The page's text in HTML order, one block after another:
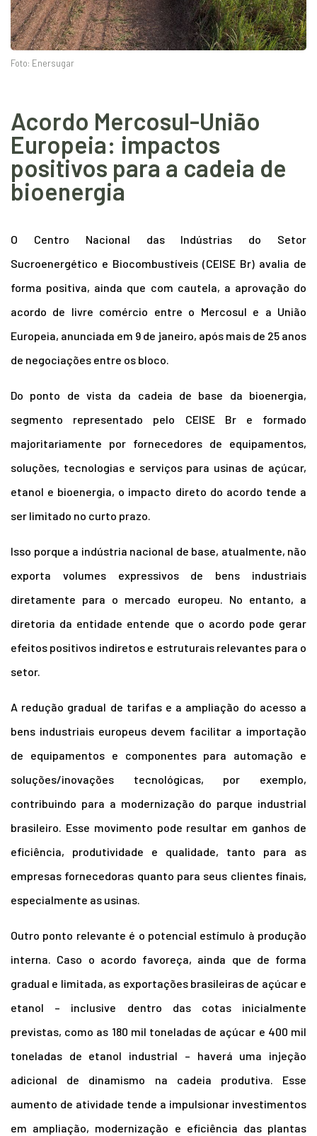
Foto: Enersugar
Acordo Mercosul-União
Europeia: impactos
positivos para a cadeia de
bioenergia
O Centro Nacional das Indústrias do Setor
Sucroenergético e Biocombustíveis (CEISE Br) avalia de
forma positiva, ainda que com cautela, a aprovação do
acordo de livre comércio entre o Mercosul e a União
Europeia, anunciada em 9 de janeiro, após mais de 25 anos
de negociações entre os bloco.
Do ponto de vista da cadeia de base da bioenergia,
segmento representado pelo CEISE Br e formado
majoritariamente por fornecedores de equipamentos,
soluções, tecnologias e serviços para usinas de açúcar,
etanol e bioenergia, o impacto direto do acordo tende a
ser limitado no curto prazo.
Isso porque a indústria nacional de base, atualmente, não
exporta volumes expressivos de bens industriais
diretamente para o mercado europeu. No entanto, a
diretoria da entidade entende que o acordo pode gerar
efeitos positivos indiretos e estruturais relevantes para o
setor.
A redução gradual de tarifas e a ampliação do acesso a
bens industriais europeus devem facilitar a importação
de equipamentos e componentes para automação e
soluções/inovações tecnológicas, por exemplo,
contribuindo para a modernização do parque industrial
brasileiro. Esse movimento pode resultar em ganhos de
eficiência, produtividade e qualidade, tanto para as
empresas fornecedoras quanto para seus clientes finais,
especialmente as usinas.
Outro ponto relevante é o potencial estímulo à produção
interna. Caso o acordo favoreça, ainda que de forma
gradual e limitada, as exportações brasileiras de açúcar e
etanol – inclusive dentro das cotas inicialmente
previstas, como as 180 mil toneladas de açúcar e 400 mil
toneladas de etanol industrial – haverá uma injeção
adicional de dinamismo na cadeia produtiva. Esse
aumento de atividade tende a impulsionar investimentos
em ampliação, modernização e eficiência das plantas